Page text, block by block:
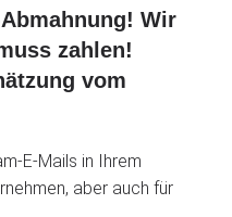
Wir
zahlen!
vom
E-Mails in Ihrem
aber auch für